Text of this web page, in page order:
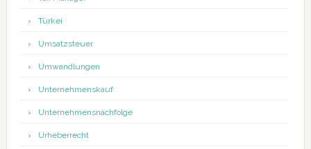
Türkei
Umsatzsteuer
Umwandlungen
Unternehmenskauf
Unternehmensnachfolge
Urheberrecht